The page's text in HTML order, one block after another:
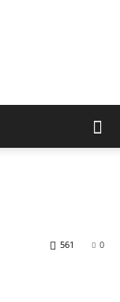
0
561